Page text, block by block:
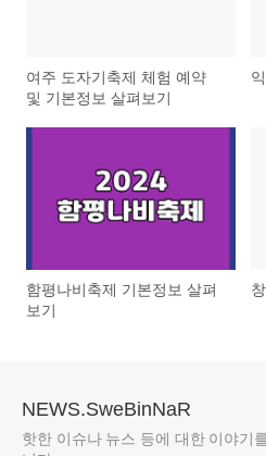
여주 도자기축제 체험 예약
및 기본정보 살펴보기
함평나비축제 기본정보 살펴
보기
NEWS.SweBinNaR
핫한 이슈나 뉴스 등에 대한 이야기